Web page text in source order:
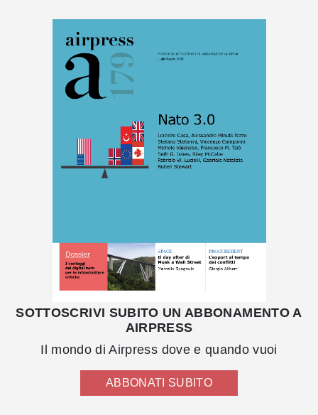
SOTTOSCRIVI SUBITO UN ABBONAMENTO A
AIRPRESS
Il mondo di Airpress dove e quando vuoi
ABBONATI SUBITO